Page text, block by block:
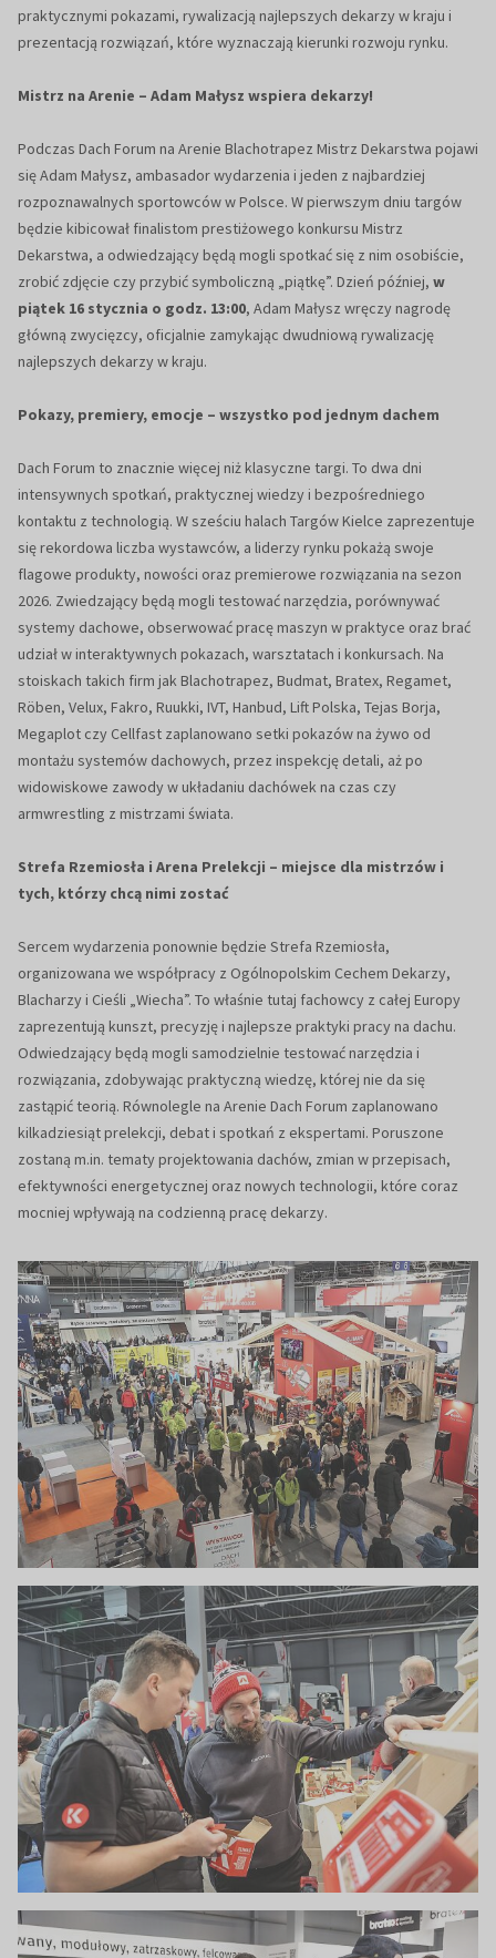
praktycznymi pokazami, rywalizacją najlepszych dekarzy w kraju i
prezentacją rozwiązań, które wyznaczają kierunki rozwoju rynku.
Mistrz na Arenie – Adam Małysz wspiera dekarzy!
Podczas Dach Forum na Arenie Blachotrapez Mistrz Dekarstwa pojawi
się Adam Małysz, ambasador wydarzenia i jeden z najbardziej
rozpoznawalnych sportowców w Polsce. W pierwszym dniu targów
będzie kibicował finalistom prestiżowego konkursu Mistrz
Dekarstwa, a odwiedzający będą mogli spotkać się z nim osobiście,
zrobić zdjęcie czy przybić symboliczną „piątkę”. Dzień później, w
piątek 16 stycznia o godz. 13:00, Adam Małysz wręczy nagrodę
główną zwycięzcy, oficjalnie zamykając dwudniową rywalizację
najlepszych dekarzy w kraju.
Pokazy, premiery, emocje – wszystko pod jednym dachem
Dach Forum to znacznie więcej niż klasyczne targi. To dwa dni
intensywnych spotkań, praktycznej wiedzy i bezpośredniego
kontaktu z technologią. W sześciu halach Targów Kielce zaprezentuje
się rekordowa liczba wystawców, a liderzy rynku pokażą swoje
flagowe produkty, nowości oraz premierowe rozwiązania na sezon
2026. Zwiedzający będą mogli testować narzędzia, porównywać
systemy dachowe, obserwować pracę maszyn w praktyce oraz brać
udział w interaktywnych pokazach, warsztatach i konkursach. Na
stoiskach takich firm jak Blachotrapez, Budmat, Bratex, Regamet,
Röben, Velux, Fakro, Ruukki, IVT, Hanbud, Lift Polska, Tejas Borja,
Megaplot czy Cellfast zaplanowano setki pokazów na żywo od
montażu systemów dachowych, przez inspekcję detali, aż po
widowiskowe zawody w układaniu dachówek na czas czy
armwrestling z mistrzami świata.
Strefa Rzemiosła i Arena Prelekcji – miejsce dla mistrzów i
tych, którzy chcą nimi zostać
Sercem wydarzenia ponownie będzie Strefa Rzemiosła,
organizowana we współpracy z Ogólnopolskim Cechem Dekarzy,
Blacharzy i Cieśli „Wiecha”. To właśnie tutaj fachowcy z całej Europy
zaprezentują kunszt, precyzję i najlepsze praktyki pracy na dachu.
Odwiedzający będą mogli samodzielnie testować narzędzia i
rozwiązania, zdobywając praktyczną wiedzę, której nie da się
zastąpić teorią. Równolegle na Arenie Dach Forum zaplanowano
kilkadziesiąt prelekcji, debat i spotkań z ekspertami. Poruszone
zostaną m.in. tematy projektowania dachów, zmian w przepisach,
efektywności energetycznej oraz nowych technologii, które coraz
mocniej wpływają na codzienną pracę dekarzy.